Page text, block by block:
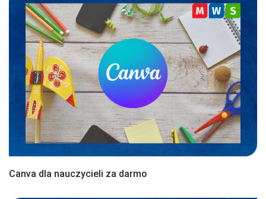
Canva dla nauczycieli za darmo